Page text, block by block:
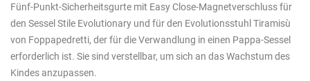
Fünf-Punkt-Sicherheitsgurte mit Easy Close-Magnetverschluss für
den Sessel Stile Evolutionary und für den Evolutionsstuhl Tiramisù
von Foppapedretti, der für die Verwandlung in einen Pappa-Sessel
erforderlich ist. Sie sind verstellbar, um sich an das Wachstum des
Kindes anzupassen.